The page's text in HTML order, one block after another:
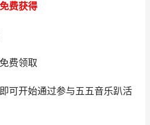
费获得
费领取
可开始通过参与五五音乐趴活